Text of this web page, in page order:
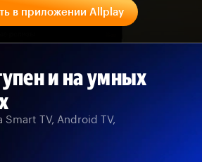
в приложении Allplay
и на умных
Smart TV, Android TV,